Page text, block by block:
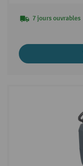
7 jours ouvrables